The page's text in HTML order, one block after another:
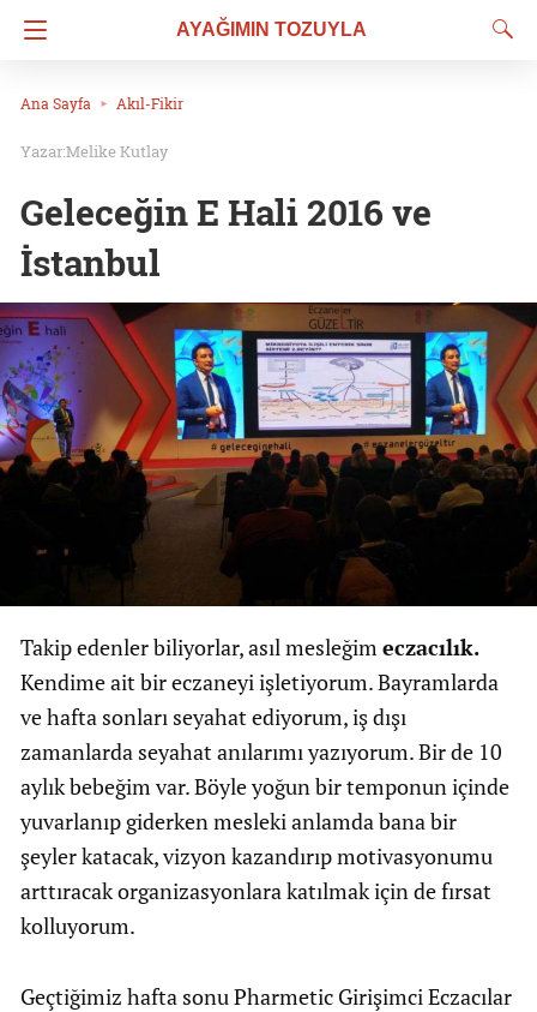
AYAĞIMIN TOZUYLA
Ana Sayfa Akıl-Fikir
Melike Kutlay
Geleceğin E Hali 2016 ve
İstanbul
Takip edenler biliyorlar, asıl mesleğim eczacılık.
Kendime ait bir eczaneyi işletiyorum. Bayramlarda
ve hafta sonları seyahat ediyorum, iş dışı
zamanlarda seyahat anılarımı yazıyorum. Bir de 10
aylık bebeğim var. Böyle yoğun bir temponun içinde
yuvarlanıp giderken mesleki anlamda bana bir
şeyler katacak, vizyon kazandırıp motivasyonumu
arttıracak organizasyonlara katılmak için de fırsat
kolluyorum.
Geçtiğimiz hafta sonu Pharmetic Girişimci Eczacılar